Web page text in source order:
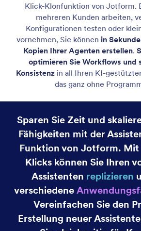
neu. Wählen Sie einfach Ihren
und beschreiben Sie den Zweck